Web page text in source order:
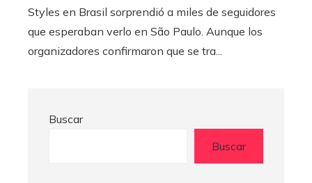
Styles en Brasil sorprendió a miles de seguidores
que esperaban verlo en São Paulo. Aunque los
organizadores confirmaron que se tra...
Buscar
Buscar